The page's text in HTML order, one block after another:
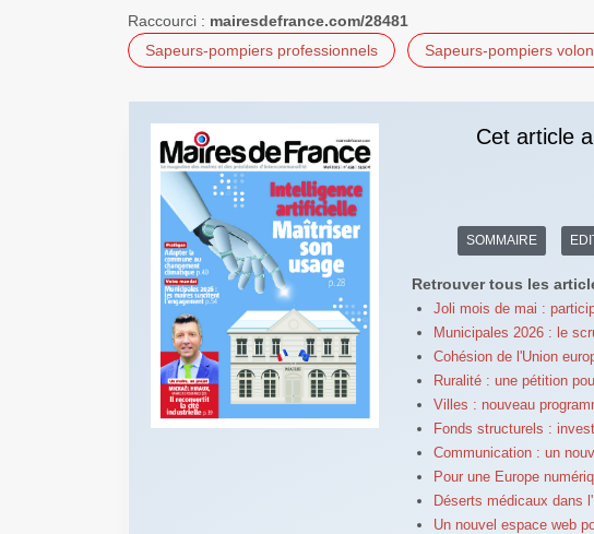
Raccourci : mairesdefrance.com/28481
Sapeurs-pompiers professionnels
Sapeurs-pompiers
Cet article
SOMMAIRE
Retrouver tous les
Joli mois de mai :
Municipales 2026 : le
Cohésion de l'Union
Ruralité : une pétition
Villes : nouveau
Fonds structurels :
Communication : un
Pour une Europe
Déserts médicaux dans
Un nouvel espace web